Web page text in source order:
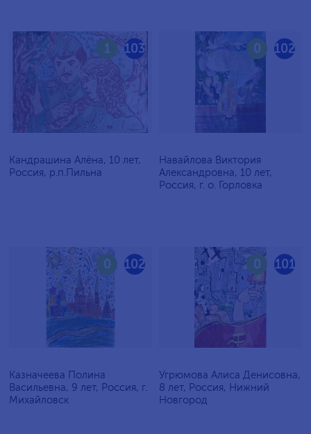
103
1
Кандрашина Алёна, 10 лет,
Россия, р.п.Пильна
102
0
Навайлова Виктория
Александровна, 10 лет,
Россия, г. о. Горловка
102
0
Казначеева Полина
Васильевна, 9 лет, Россия, г.
Михайловск
101
0
Угрюмова Алиса Денисовна,
8 лет, Россия, Нижний
Новгород